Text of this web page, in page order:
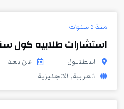
منذ 3 سنوات
استشارات طلابيه كول
اسطنبول
عن بعد
العربية, الانجليزية